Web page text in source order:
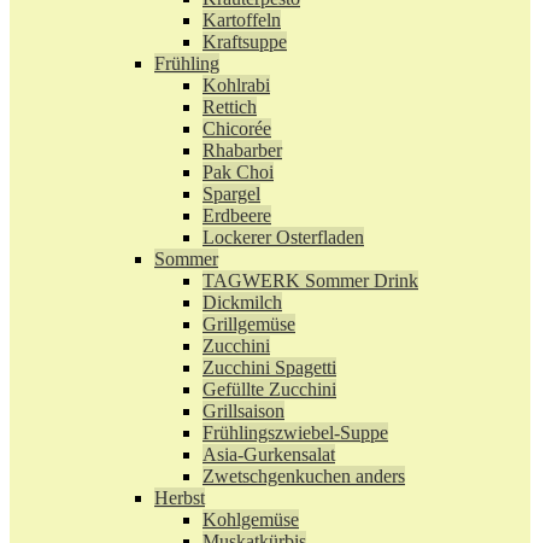
Kartoffeln
Kraftsuppe
Frühling
Kohlrabi
Rettich
Chicorée
Rhabarber
Pak Choi
Spargel
Erdbeere
Lockerer Osterfladen
Sommer
TAGWERK Sommer Drink
Dickmilch
Grillgemüse
Zucchini
Zucchini Spagetti
Gefüllte Zucchini
Grillsaison
Frühlingszwiebel-Suppe
Asia-Gurkensalat
Zwetschgenkuchen anders
Herbst
Kohlgemüse